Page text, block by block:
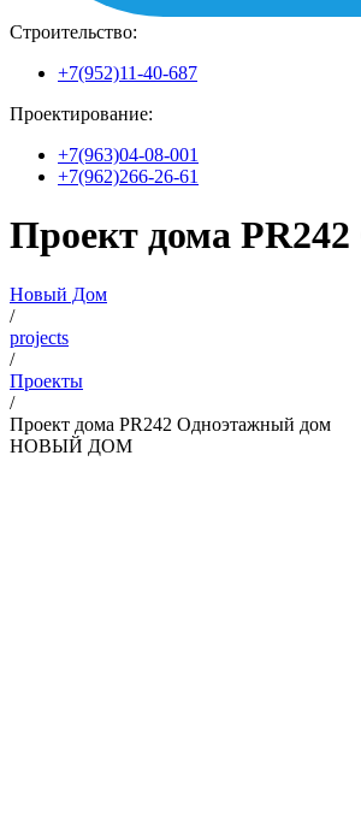
Строительство:
+7(952)11-40-687
Проектирование:
+7(963)04-08-001
+7(962)266-26-61
Проект дома
Новый Дом
/
projects
/
Проекты
/
Проект дома PR242 Одноэтажный дом
НОВЫЙ ДОМ